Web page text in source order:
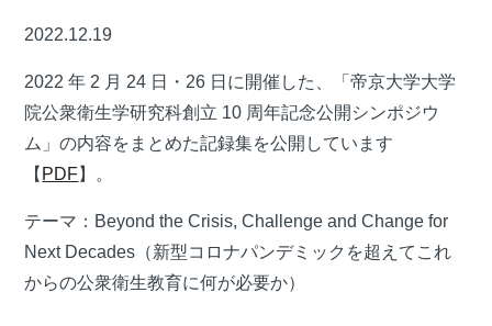
2022.12.19
2022 年 2 月 24 日・26 日に開催した、「帝京大学大学
院公衆衛生学研究科創立 10 周年記念公開シンポジウ
ム」の内容をまとめた記録集を公開しています
【 PDF】。
テーマ：Beyond the Crisis, Challenge and Change for
Next Decades（新型コロナパンデミックを超えてこれ
からの公衆衛生教育に何が必要か）